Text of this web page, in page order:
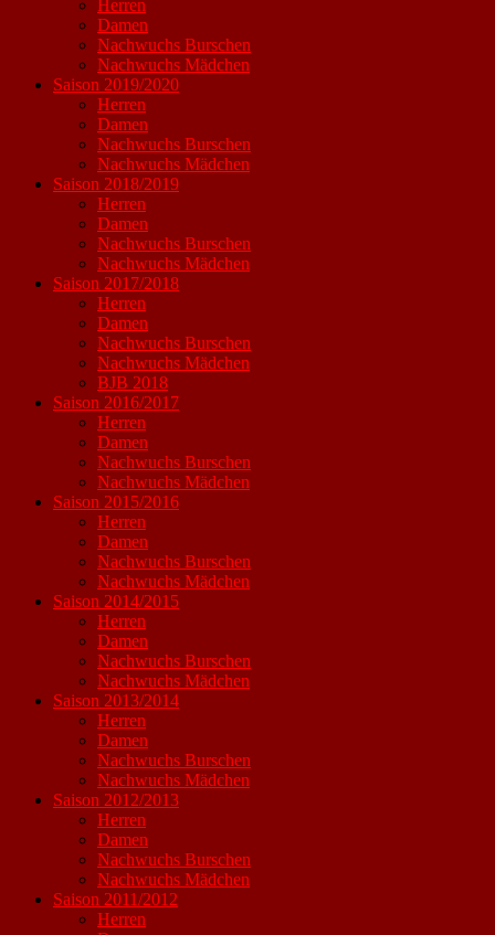
Herren
Damen
Nachwuchs Burschen
Nachwuchs Mädchen
Saison 2019/2020
Herren
Damen
Nachwuchs Burschen
Nachwuchs Mädchen
Saison 2018/2019
Herren
Damen
Nachwuchs Burschen
Nachwuchs Mädchen
Saison 2017/2018
Herren
Damen
Nachwuchs Burschen
Nachwuchs Mädchen
BJB 2018
Saison 2016/2017
Herren
Damen
Nachwuchs Burschen
Nachwuchs Mädchen
Saison 2015/2016
Herren
Damen
Nachwuchs Burschen
Nachwuchs Mädchen
Saison 2014/2015
Herren
Damen
Nachwuchs Burschen
Nachwuchs Mädchen
Saison 2013/2014
Herren
Damen
Nachwuchs Burschen
Nachwuchs Mädchen
Saison 2012/2013
Herren
Damen
Nachwuchs Burschen
Nachwuchs Mädchen
Saison 2011/2012
Herren